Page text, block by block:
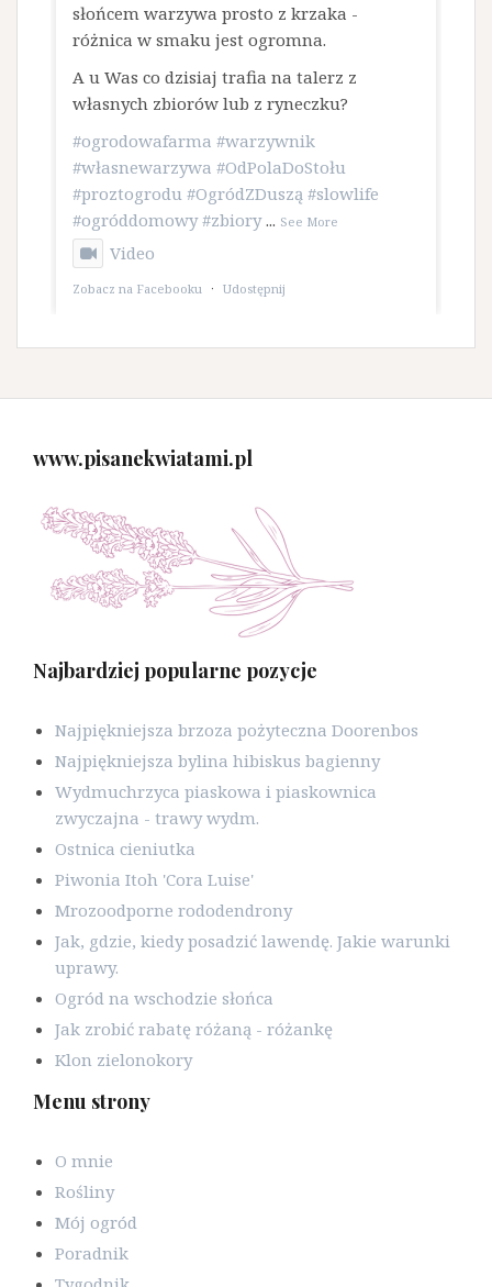
słońcem warzywa prosto z krzaka -
różnica w smaku jest ogromna.
A u Was co dzisiaj trafia na talerz z
własnych zbiorów lub z ryneczku?
#ogrodowafarma #warzywnik
#własnewarzywa #OdPolaDoStołu
#proztogrodu #OgródZDuszą #slowlife
#ogróddomowy #zbiory ... See More
Video
Zobacz na Facebooku · Udostępnij
www.pisanekwiatami.pl
Najbardziej popularne pozycje
Najpiękniejsza brzoza pożyteczna Doorenbos
Najpiękniejsza bylina hibiskus bagienny
Wydmuchrzyca piaskowa i piaskownica
zwyczajna - trawy wydm.
Ostnica cieniutka
Piwonia Itoh 'Cora Luise'
Mrozoodporne rododendrony
Jak, gdzie, kiedy posadzić lawendę. Jakie warunki
uprawy.
Ogród na wschodzie słońca
Jak zrobić rabatę różaną - różankę
Klon zielonokory
Menu strony
O mnie
Rośliny
Mój ogród
Poradnik